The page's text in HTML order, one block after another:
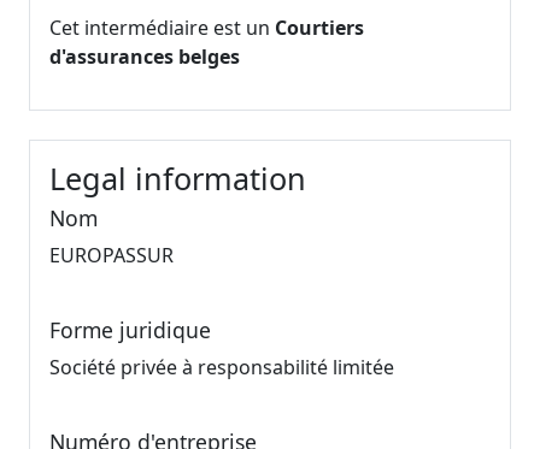
Cet intermédiaire est un Courtiers
d'assurances belges
Legal information
Nom
EUROPASSUR
Forme juridique
Société privée à responsabilité limitée
Numéro d'entreprise